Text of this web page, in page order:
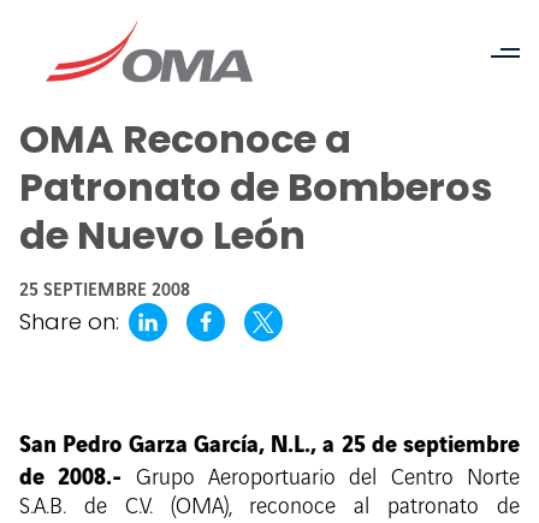
OMA Reconoce a
Patronato de Bomberos
de Nuevo León
25 SEPTIEMBRE 2008
Share on:
San Pedro Garza García, N.L., a 25 de septiembre
de 2008.- Grupo Aeroportuario del Centro Norte
S.A.B. de C.V. (OMA), reconoce al patronato de